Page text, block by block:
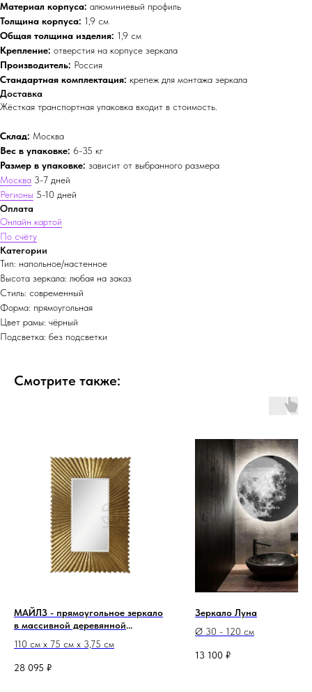
Материал корпуса: алюминиевый профиль
Толщина корпуса: 1,9 см
Общая толщина изделия: 1,9 см
Крепление: отверстия на корпусе зеркала
Производитель: Россия
Стандартная комплектация: крепеж для монтажа зеркала
Доставка
Жёсткая транспортная упаковка входит в стоимость.
Склад: Москва
Вес в упаковке: 6-35 кг
Размер в упаковке: зависит от выбранного размера
Москва 3-7 дней
Регионы 5-10 дней
Оплата
Онлайн картой
По счёту
Категории
Тип: напольное/настенное
Высота зеркала: любая на заказ
Стиль: современный
Форма: прямоугольная
Цвет рамы: чёрный
Подсветка: без подсветки
Смотрите также:
МАЙЛЗ - прямоугольное зеркало
в массивной деревянной
110 см х 75 см х 3,75 см
28 095 ₽
Зеркало Луна
Ø 30 - 120 см
13 100 ₽